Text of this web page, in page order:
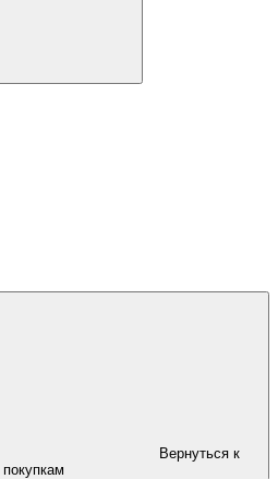
Вернуться к
покупкам